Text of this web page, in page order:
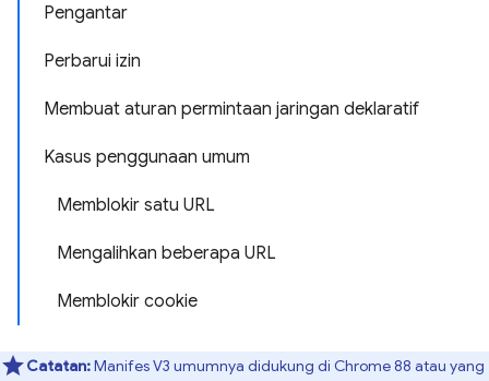
Pengantar
Perbarui izin
Membuat aturan permintaan jaringan deklaratif
Kasus penggunaan umum
Memblokir satu URL
Mengalihkan beberapa URL
Memblokir cookie
Catatan:Manifes V3 umumnya didukung di Chrome 88 atau yang